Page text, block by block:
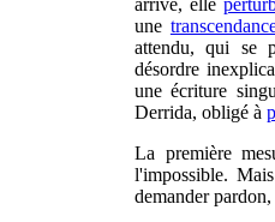
arrive, elle
une
attendu, qui se
désordre
une écriture
Derrida, obligé à
La première
l'impossible.
demander pardon,